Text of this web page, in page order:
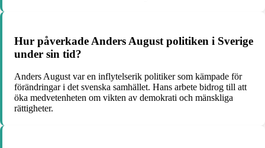
Hur påverkade Anders August politiken i Sverige
under sin tid?
Anders August var en inflytelserik politiker som kämpade för
förändringar i det svenska samhället. Hans arbete bidrog till att
öka medvetenheten om vikten av demokrati och mänskliga
rättigheter.